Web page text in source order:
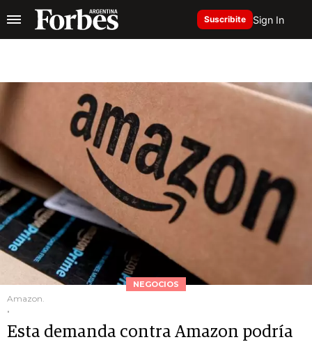
Suscribite Sign In
NEGOCIOS
Amazon.
.
Esta demanda contra Amazon podría